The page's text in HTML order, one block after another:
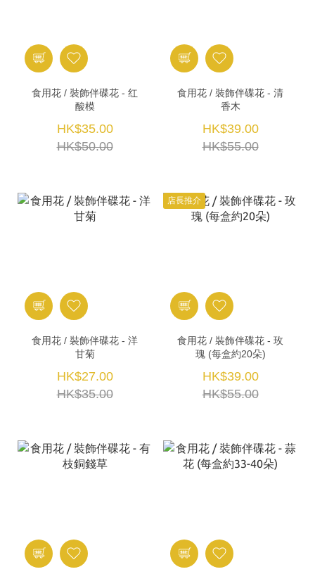
食用花 / 裝飾伴碟花 - 红
酸模
HK$35.00
HK$50.00
食用花 / 裝飾伴碟花 - 清
香木
HK$39.00
HK$55.00
食用花 / 裝飾伴碟花 - 洋
甘菊
HK$27.00
HK$35.00
店長推介
食用花 / 裝飾伴碟花 - 玫
瑰 (每盒約20朵)
HK$39.00
HK$55.00